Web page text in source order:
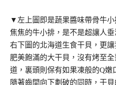
▼左上圖即是蔬果醬味帶骨牛
焦焦的牛小排，是不是超讓人
右下圖的北海道生食干貝，更
肥美飽滿的大干貝，沒有烤至
道，裏頭則保有如果凍般的Q嫩
隨著齒間向下劃破的同時，干